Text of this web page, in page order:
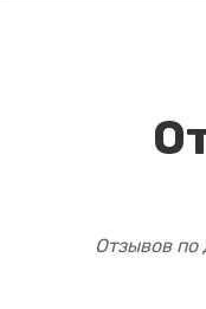
Отзывов по